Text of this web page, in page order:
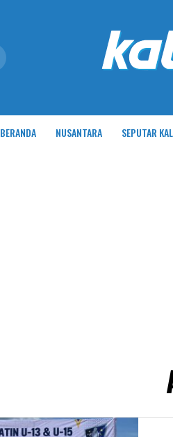
BERANDA NUSANTARA SEPUTAR